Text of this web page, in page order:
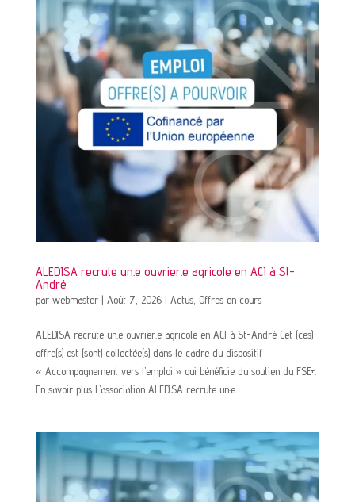
ALEDISA recrute un.e ouvrier.e agricole en ACI à St-
André
par webmaster| Août 7, 2026| Actus, Offres en cours
ALEDISA recrute un.e ouvrier.e agricole en ACI à St-André Cet (ces)
offre(s) est (sont) collectée(s) dans le cadre du dispositif
« Accompagnement vers l’emploi » qui bénéficie du soutien du FSE+.
En savoir plus L’association ALEDISA recrute un·e...